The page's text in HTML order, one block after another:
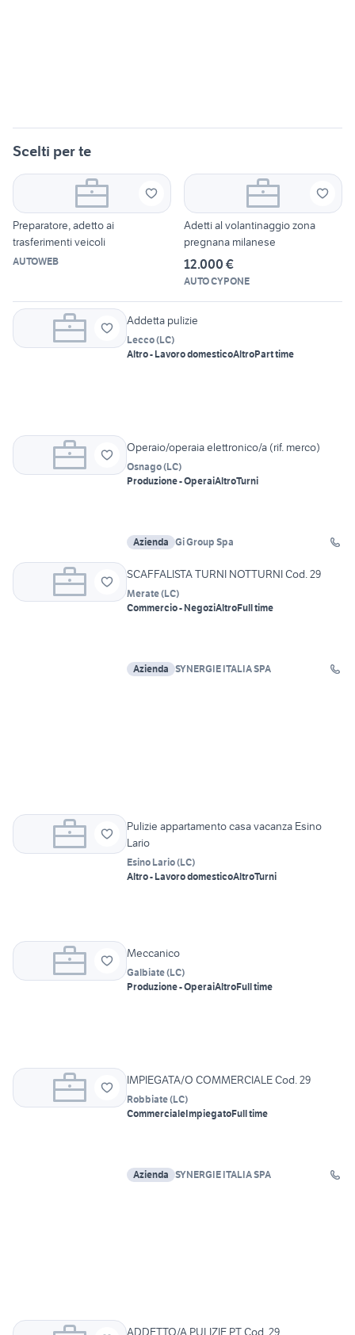
Scelti per te
Preparatore, adetto ai
trasferimenti veicoli
AUTOWEB
Adetti al volantinaggio zona
pregnana milanese
12.000 €
AUTO CYPONE
Addetta pulizie
Lecco(LC)
Altro - Lavoro domesticoAltroPart time
Operaio/operaia elettronico/a (rif. merco)
Osnago(LC)
Produzione - OperaiAltroTurni
Azienda Gi Group Spa
SCAFFALISTA TURNI NOTTURNI Cod. 29
Merate(LC)
Commercio - NegoziAltroFull time
Azienda SYNERGIE ITALIA SPA
Pulizie appartamento casa vacanza Esino
Lario
Esino Lario(LC)
Altro - Lavoro domesticoAltroTurni
Meccanico
Galbiate(LC)
Produzione - OperaiAltroFull time
IMPIEGATA/O COMMERCIALE Cod. 29
Robbiate(LC)
CommercialeImpiegatoFull time
Azienda SYNERGIE ITALIA SPA
ADDETTO/A PULIZIE PT Cod. 29